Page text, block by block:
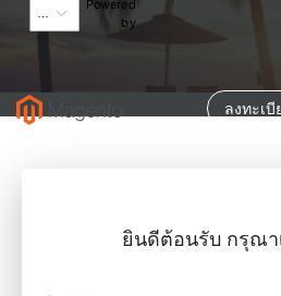
Powered
by
ลงทะเบี
ยินดีต้อนรับ กรุณา